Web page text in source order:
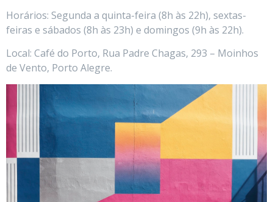
Horários: Segunda a quinta-feira (8h às 22h), sextas-
feiras e sábados (8h às 23h) e domingos (9h às 22h).
Local: Café do Porto, Rua Padre Chagas, 293 – Moinhos
de Vento, Porto Alegre.